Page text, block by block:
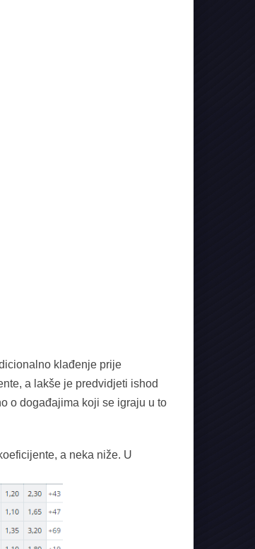
klađenje prije
a lakše je predvidjeti ishod
o događajima koji se igraju u to
a neka niže. U